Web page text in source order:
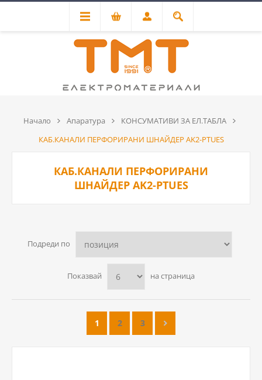
Начало Апаратура
КОНСУМАТИВИ ЗА ЕЛ.ТАБЛА
КАБ.КАНАЛИ ПЕРФОРИРАНИ ШНАЙДЕР AK2-PTUES
КАБ.КАНАЛИ ПЕРФОРИРАНИ
ШНАЙДЕР AK2-PTUES
Подреди по
Показвай на страница
1 2 3